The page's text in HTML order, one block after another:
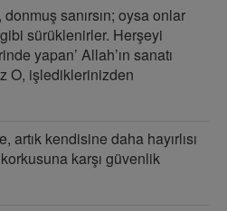
sanırsın; oysa onlar
sürüklenirler. Herşeyi
yapan’ Allah’ın sanatı
O, işlediklerinizden
kendisine daha hayırlısı
karşı güvenlik